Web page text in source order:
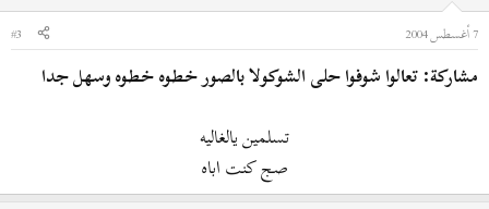
7 أغسطس 2004
#3
مشاركة: تعالوا شوفوا حلى الشوكولا بالصور خطوه خطوه وسهل جدا
تسلمين يالغاليه
صج كنت اباه​